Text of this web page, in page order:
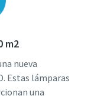
m2
nueva
Estas lámparas
una